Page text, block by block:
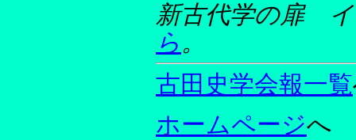
新古代学の扉
ら 。
古田史学会報一覧
ホームページへ